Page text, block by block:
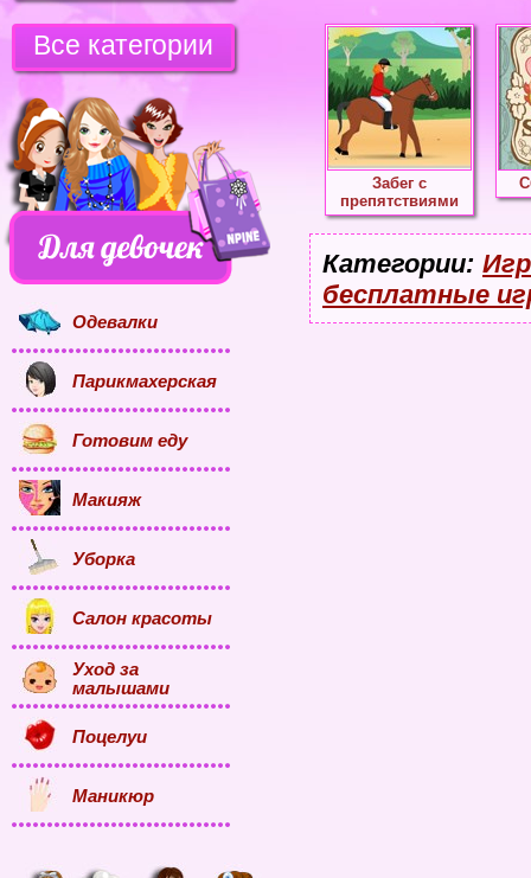
Забег с
препятствиями
Категории:
бесплатные
Все категории
Одевалки
Парикмахерская
Готовим еду
Макияж
Уборка
Салон красоты
Уход за
малышами
Поцелуи
Маникюр